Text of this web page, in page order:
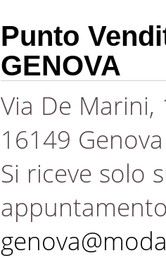
Punto
GENOVA
Via De Marini,
16149 Genova
Si riceve solo